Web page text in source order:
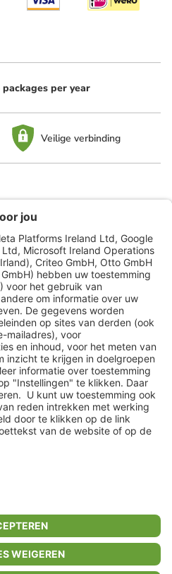
per year
Veilige verbinding
limango.pl